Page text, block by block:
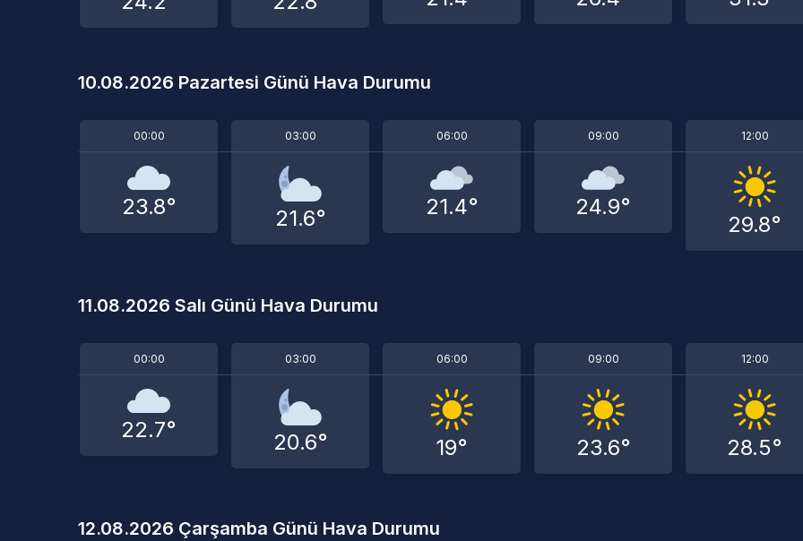
10.08.2026 Pazartesi Günü Hava Durumu
00:00
23.8°
03:00
21.6°
06:00
21.4°
09:00
24.9°
12:00
29.8°
11.08.2026 Salı Günü Hava Durumu
00:00
22.7°
03:00
20.6°
06:00
19°
09:00
23.6°
12:00
28.5°
12.08.2026 Çarşamba Günü Hava Durumu